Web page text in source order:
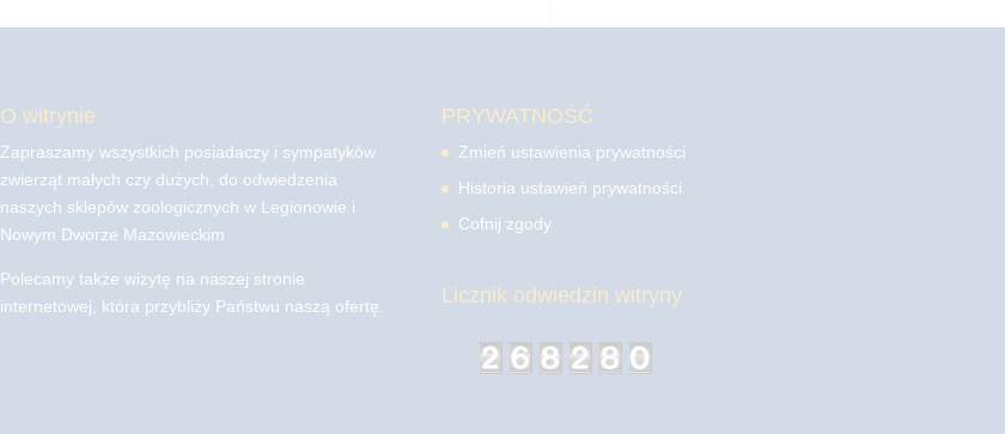
O witrynie
Zapraszamy wszystkich posiadaczy i sympatyków
zwierząt małych czy dużych, do odwiedzenia
naszych sklepów zoologicznych w Legionowie i
Nowym Dworze Mazowieckim
Polecamy także wizytę na naszej stronie
internetowej, która przybliży Państwu naszą ofertę.
PRYWATNOŚĆ
Zmień ustawienia prywatności
Historia ustawień prywatności
Cofnij zgody
Licznik odwiedzin witryny